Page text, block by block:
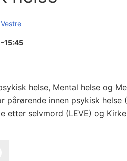
helse, Mental helse og
pårørende innen psykisk helse
etter selvmord (LEVE) og